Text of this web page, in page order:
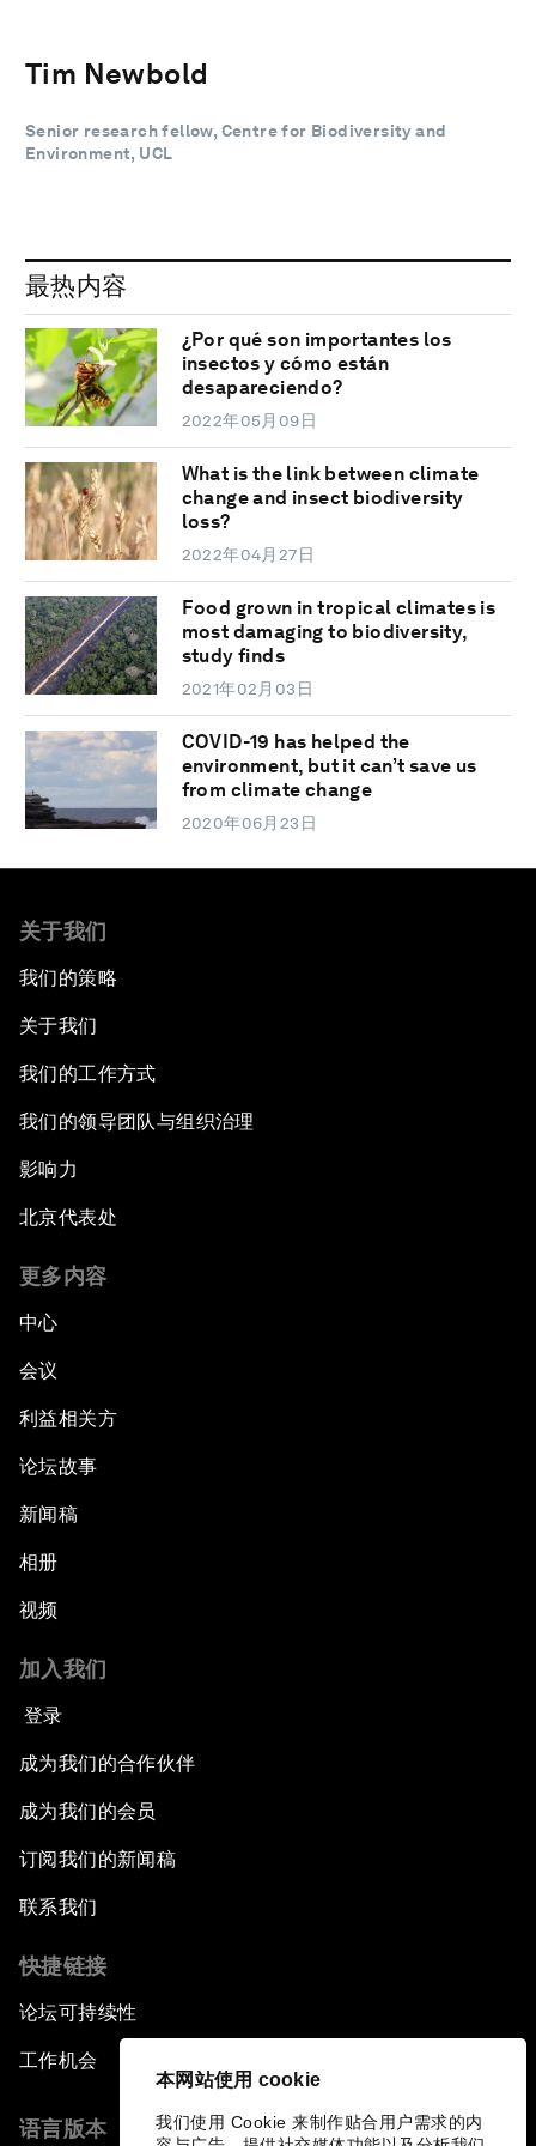
本网站使用 cookie
我们使用 Cookie 来制作贴合用户需求的内
Tim Newbold
Senior research fellow, Centre for Biodiversity and
Environment, UCL
最热内容
¿Por qué son importantes los
insectos y cómo están
desapareciendo?
2022年05月09日
What is the link between climate
change and insect biodiversity
loss?
2022年04月27日
Food grown in tropical climates is
most damaging to biodiversity,
study finds
2021年02月03日
COVID-19 has helped the
environment, but it can’t save us
from climate change
2020年06月23日
关于我们
我们的策略
关于我们
我们的工作方式
我们的领导团队与组织治理
影响力
北京代表处
更多内容
中心
会议
利益相关方
论坛故事
新闻稿
相册
视频
加入我们
登录
成为我们的合作伙伴
成为我们的会员
订阅我们的新闻稿
联系我们
快捷链接
论坛可持续性
工作机会
语言版本